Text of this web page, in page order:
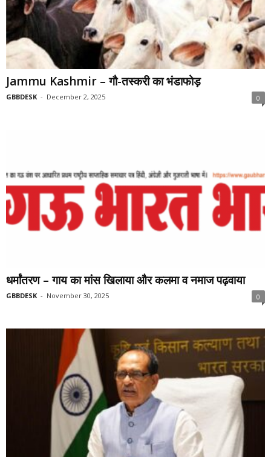
Jammu Kashmir – गौ-तस्करी का भंडाफोड़
GBBDESK - December 2, 2025 0
धर्मांतरण – गाय का मांस खिलाया और कलमा व नमाज पढ़वाया
GBBDESK - November 30, 2025 0